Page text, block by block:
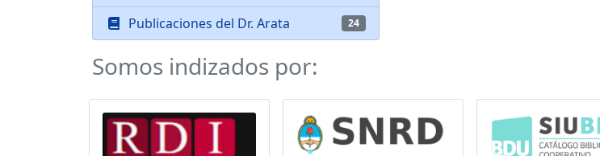
Publicaciones del Dr. Arata 24
Somos indizados por: